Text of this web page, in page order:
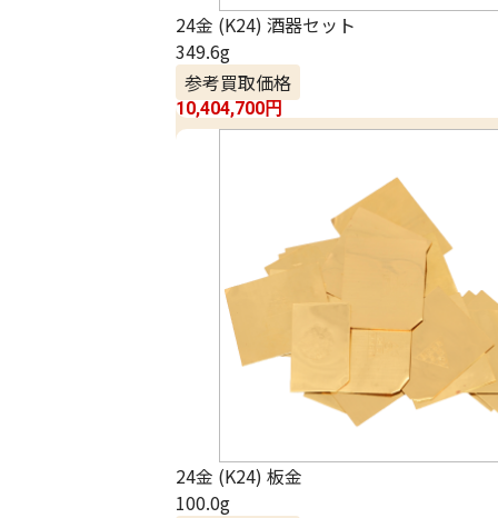
24金 (K24) 酒器セット
349.6g
参考買取価格
10,404,700円
24金 (K24) 板金
100.0g